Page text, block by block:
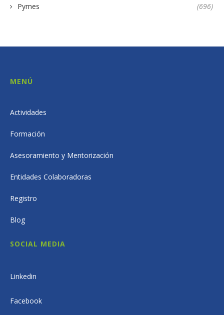
Pymes (696)
MENÚ
Actividades
Formación
Asesoramiento y Mentorización
Entidades Colaboradoras
Registro
Blog
SOCIAL MEDIA
Linkedin
Facebook